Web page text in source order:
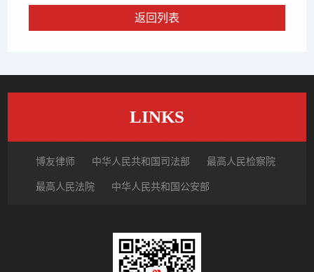
返回列表
LINKS
博友律师 中华人民共和国司法部 最高人民检察院
最高人民法院 中华人民共和国公安部
北京市朝阳区律师协会 中国裁判文书网